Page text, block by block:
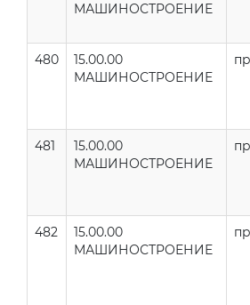
МАШИНОСТРОЕНИЕ
480
15.00.00
МАШИНОСТРОЕНИЕ
481
15.00.00
МАШИНОСТРОЕНИЕ
482
15.00.00
МАШИНОСТРОЕНИЕ